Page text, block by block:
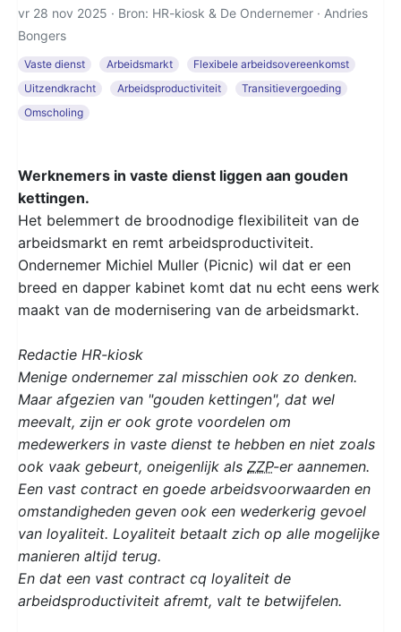
vr 28 nov 2025 · Bron: HR-kiosk & De Ondernemer · Andries
Bongers
Vaste dienst Arbeidsmarkt
Flexibele arbeidsovereenkomst
Uitzendkracht
Arbeidsproductiviteit
Transitievergoeding
Omscholing
Werknemers in vaste dienst liggen aan gouden
kettingen.
Het belemmert de broodnodige flexibiliteit van de
arbeidsmarkt en remt arbeidsproductiviteit.
Ondernemer Michiel Muller (Picnic) wil dat er een
breed en dapper kabinet komt dat nu echt eens werk
maakt van de modernisering van de arbeidsmarkt.
Redactie HR-kiosk
Menige ondernemer zal misschien ook zo denken.
Maar afgezien van "gouden kettingen", dat wel
meevalt, zijn er ook grote voordelen om
medewerkers in vaste dienst te hebben en niet zoals
ook vaak gebeurt, oneigenlijk als ZZP-er aannemen.
Een vast contract en goede arbeidsvoorwaarden en
omstandigheden geven ook een wederkerig gevoel
van loyaliteit. Loyaliteit betaalt zich op alle mogelijke
manieren altijd terug.
En dat een vast contract cq loyaliteit de
arbeidsproductiviteit afremt, valt te betwijfelen.